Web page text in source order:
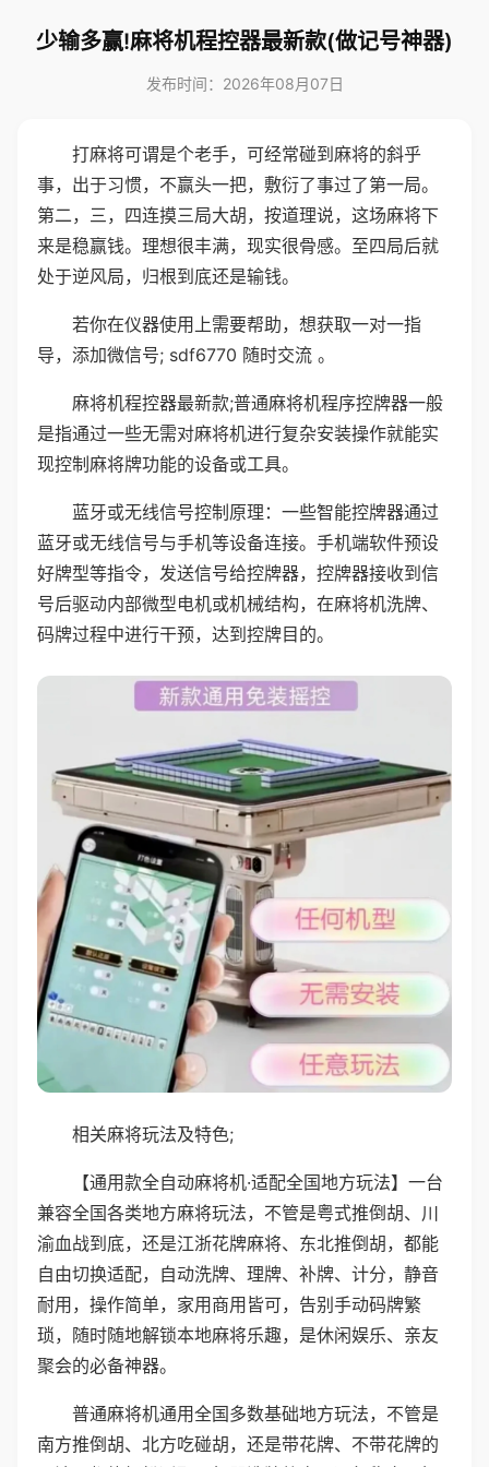
少输多赢!麻将机程控器最新款(做记号神器)
发布时间：2026年08月07日
打麻将可谓是个老手，可经常碰到麻将的斜乎
事，出于习惯，不赢头一把，敷衍了事过了第一局。
第二，三，四连摸三局大胡，按道理说，这场麻将下
来是稳赢钱。理想很丰满，现实很骨感。至四局后就
处于逆风局，归根到底还是输钱。
若你在仪器使用上需要帮助，想获取一对一指
导，添加微信号; sdf6770 随时交流 。
麻将机程控器最新款;普通麻将机程序控牌器一般
是指通过一些无需对麻将机进行复杂安装操作就能实
现控制麻将牌功能的设备或工具。
蓝牙或无线信号控制原理：一些智能控牌器通过
蓝牙或无线信号与手机等设备连接。手机端软件预设
好牌型等指令，发送信号给控牌器，控牌器接收到信
号后驱动内部微型电机或机械结构，在麻将机洗牌、
码牌过程中进行干预，达到控牌目的。
相关麻将玩法及特色;
【通用款全自动麻将机·适配全国地方玩法】一台
兼容全国各类地方麻将玩法，不管是粤式推倒胡、川
渝血战到底，还是江浙花牌麻将、东北推倒胡，都能
自由切换适配，自动洗牌、理牌、补牌、计分，静音
耐用，操作简单，家用商用皆可，告别手动码牌繁
琐，随时随地解锁本地麻将乐趣，是休闲娱乐、亲友
聚会的必备神器。
普通麻将机通用全国多数基础地方玩法，不管是
南方推倒胡、北方吃碰胡，还是带花牌、不带花牌的